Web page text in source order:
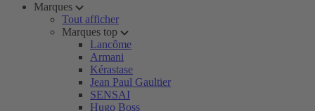
Marques
Tout afficher
Marques top
Lancôme
Armani
Kérastase
Jean Paul Gaultier
SENSAI
Hugo Boss